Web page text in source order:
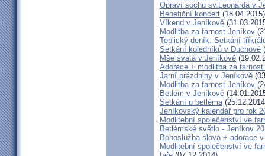
Opraví sochu sv.Leonarda v
Benefiční koncert (18.04.2015)
Víkend v Jeníkově
Modlitba za farnost Jeníkov
Teplický deník: Setkání
Setkání koledníků v Duchově
Mše svatá v Jeníkově
Adorace + modlitba za
Jarní prázdniny v Jeníkově
Modlitba za farnost Jeníkov
Betlém v Jeníkově
Setkání u betléma
Jeníkovský kalendář pro rok
Modlitební společenství ve
Betlémské světlo - Jeníkov
Bohoslužba slova + adorace
Modlitební společenství ve